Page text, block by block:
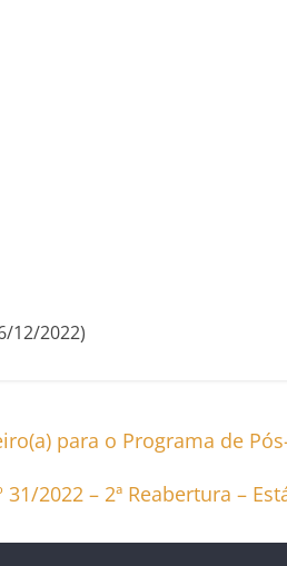
12/2022)
para o Programa de
31/2022 – 2ª Reabertura –